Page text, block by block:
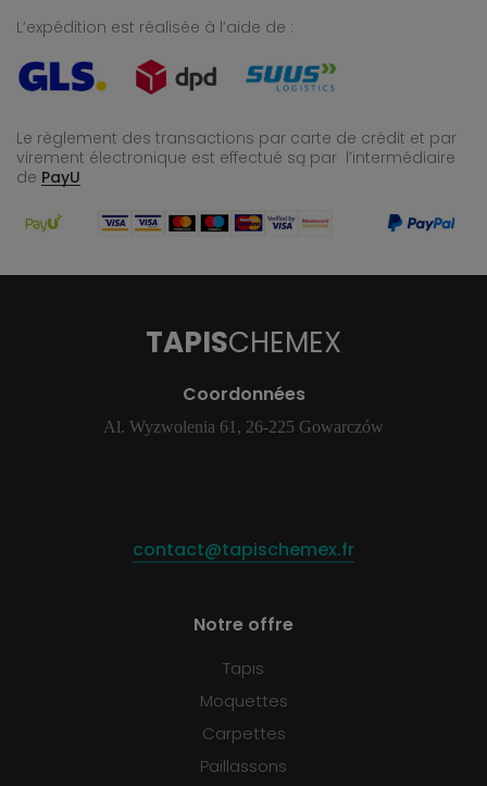
L’expédition est réalisée à l’aide de :
Le règlement des transactions par carte de crédit et par
virement électronique est effectué są par l’intermédiaire
de PayU
TAPISCHEMEX
Coordonnées
Al. Wyzwolenia 61, 26-225 Gowarczów
contact@tapischemex.fr
Notre offre
Tapis
Moquettes
Carpettes
Paillassons